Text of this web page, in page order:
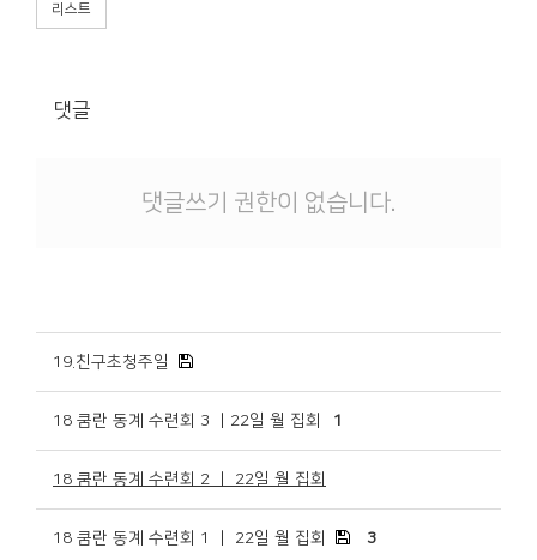
리스트
댓글
댓글쓰기 권한이 없습니다.
19.친구초청주일
18 쿰란 동계 수련회 3 ㅣ22일 월 집회 1
18 쿰란 동계 수련회 2 ㅣ 22일 월 집회
18 쿰란 동계 수련회 1 ㅣ 22일 월 집회 3